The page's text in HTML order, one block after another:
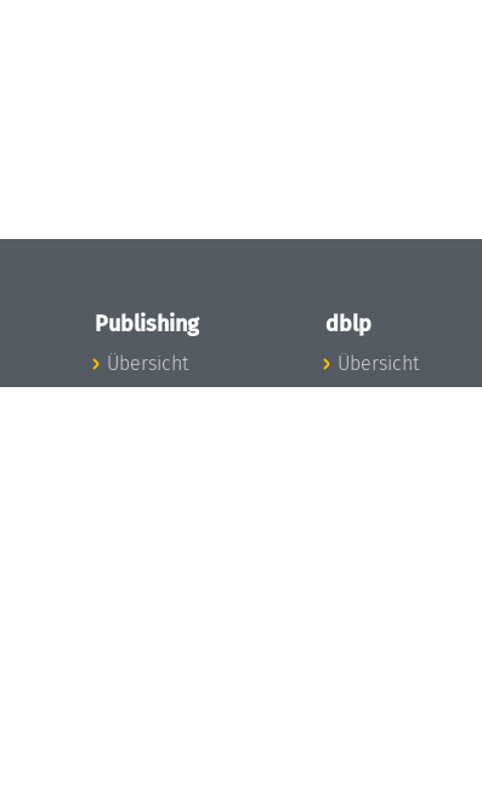
Publishing
Übersicht
dblp
Übersicht